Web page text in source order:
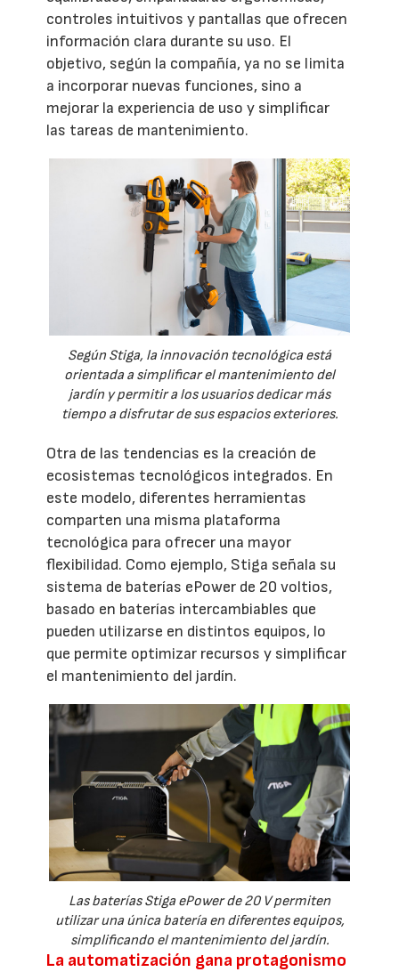
controles intuitivos y pantallas que ofrecen
información clara durante su uso. El
objetivo, según la compañía, ya no se limita
a incorporar nuevas funciones, sino a
mejorar la experiencia de uso y simplificar
las tareas de mantenimiento.
Según Stiga, la innovación tecnológica está
orientada a simplificar el mantenimiento del
jardín y permitir a los usuarios dedicar más
tiempo a disfrutar de sus espacios exteriores.
Otra de las tendencias es la creación de
ecosistemas tecnológicos integrados. En
este modelo, diferentes herramientas
comparten una misma plataforma
tecnológica para ofrecer una mayor
flexibilidad. Como ejemplo, Stiga señala su
sistema de baterías ePower de 20 voltios,
basado en baterías intercambiables que
pueden utilizarse en distintos equipos, lo
que permite optimizar recursos y simplificar
el mantenimiento del jardín.
Las baterías Stiga ePower de 20 V permiten
utilizar una única batería en diferentes equipos,
simplificando el mantenimiento del jardín.
La automatización gana protagonismo